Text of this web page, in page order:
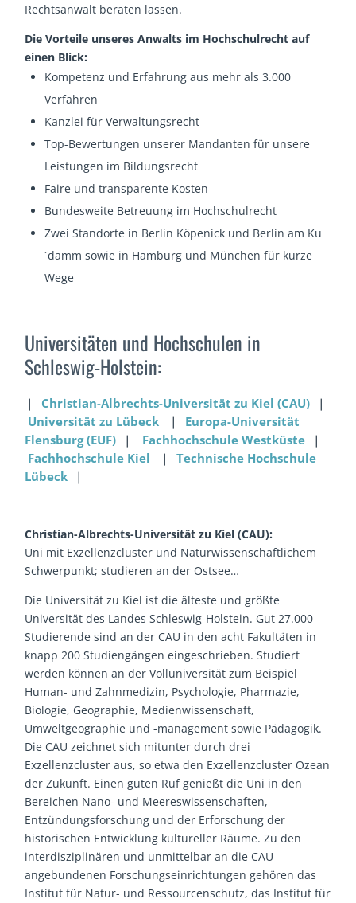
Rechtsanwalt beraten lassen.
Die Vorteile unseres Anwalts im Hochschulrecht auf
einen Blick:
Kompetenz und Erfahrung aus mehr als 3.000
Verfahren
Kanzlei für Verwaltungsrecht
Top-Bewertungen unserer Mandanten für unsere
Leistungen im Bildungsrecht
Faire und transparente Kosten
Bundesweite Betreuung im Hochschulrecht
Zwei Standorte in Berlin Köpenick und Berlin am Ku
´damm sowie in Hamburg und München für kurze
Wege
Universitäten und Hochschulen in
Schleswig-Holstein:
❘ Christian-Albrechts-Universität zu Kiel (CAU) ❘
Universität zu Lübeck ❘ Europa-Universität
Flensburg (EUF) ❘ Fachhochschule Westküste ❘
Fachhochschule Kiel ❘Technische Hochschule
Lübeck ❘
Christian-Albrechts-Universität zu Kiel (CAU):
Uni mit Exzellenzcluster und Naturwissenschaftlichem
Schwerpunkt; studieren an der Ostsee…
Die Universität zu Kiel ist die älteste und größte
Universität des Landes Schleswig-Holstein. Gut 27.000
Studierende sind an der CAU in den acht Fakultäten in
knapp 200 Studiengängen eingeschrieben. Studiert
werden können an der Volluniversität zum Beispiel
Human- und Zahnmedizin, Psychologie, Pharmazie,
Biologie, Geographie, Medienwissenschaft,
Umweltgeographie und -management sowie Pädagogik.
Die CAU zeichnet sich mitunter durch drei
Exzellenzcluster aus, so etwa den Exzellenzcluster Ozean
der Zukunft. Einen guten Ruf genießt die Uni in den
Bereichen Nano- und Meereswissenschaften,
Entzündungsforschung und der Erforschung der
historischen Entwicklung kultureller Räume. Zu den
interdisziplinären und unmittelbar an die CAU
angebundenen Forschungseinrichtungen gehören das
Institut für Natur- und Ressourcenschutz, das Institut für